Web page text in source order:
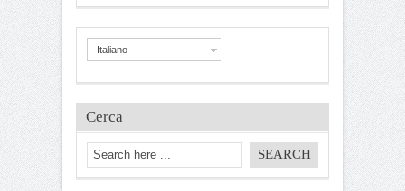
Italiano
Cerca